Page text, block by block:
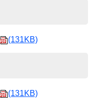
(131KB)
(131KB)